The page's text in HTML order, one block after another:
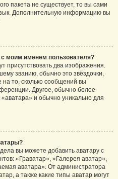
пакета не существует, то вы сами
Дополнительную информацию вы
моим именем пользователя?
присутствовать два изображения.
званию, обычно это звёздочки,
на то, сколько сообщений вы
Другое, обычно более
и обычно уникально для
вы можете добавить аватару с
«Граватар», «Галерея аватар»,
аватара». От администратора
а также какие типы аватар могут